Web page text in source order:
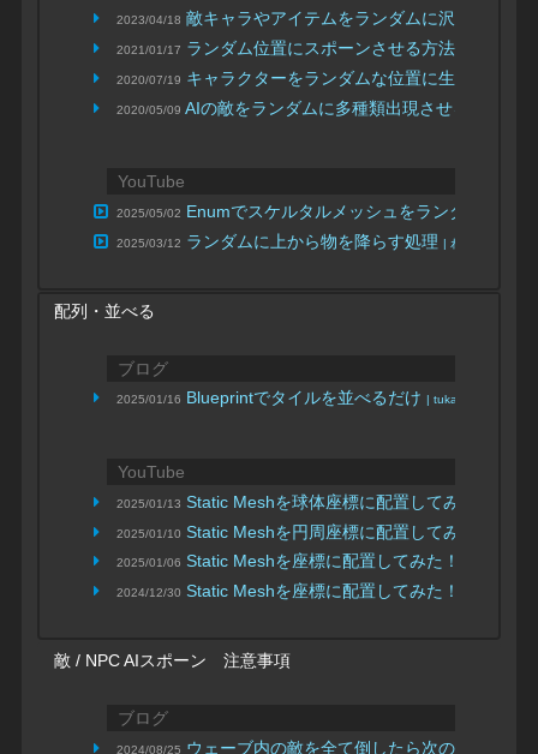
2023/04/18 敵キャラやアイテムをランダムに沢山スポー
2021/01/17 ランダム位置にスポーンさせる方法
2020/07/19 キャラクターをランダムな位置に生成させる
2020/05/09 AIの敵をランダムに多種類出現させる小ネタ
YouTube
2025/05/02 Enumでスケルタルメッシュをランダムにス
2025/03/12 ランダムに上から物を降らす処理 | わんころのUE5
配列・並べる
ブログ
2025/01/16 Blueprintでタイルを並べるだけ | tukanpo
YouTube
2025/01/13 Static Meshを球体座標に配置してみた！（そ
2025/01/10 Static Meshを円周座標に配置してみた！（そ
2025/01/06 Static Meshを座標に配置してみた！（その2
2024/12/30 Static Meshを座標に配置してみた！（その1
敵 / NPC AIスポーン 注意事項
ブログ
2024/08/25 ウェーブ内の敵を全て倒したら次のウェーブ